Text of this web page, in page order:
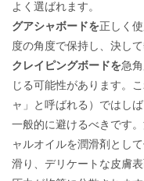
よく選ばれます。
グアシャボードを正しく
度の角度で保持し、決し
クレイピングボードを急
じる可能性があります。
ャ」と呼ばれる）ではし
一般的に避けるべきです
ャルオイルを潤滑剤とし
滑り、デリケートな皮膚